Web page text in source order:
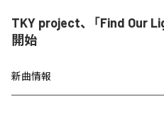
TKY project、「Find Our
開始
新曲情報